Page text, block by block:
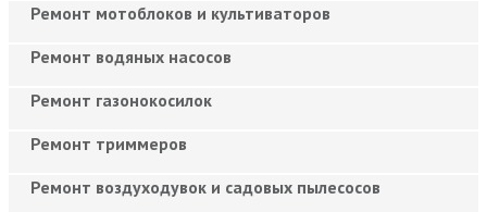
Ремонт мотоблоков и культиваторов
Ремонт водяных насосов
Ремонт газонокосилок
Ремонт триммеров
Ремонт воздуходувок и садовых пылесосов